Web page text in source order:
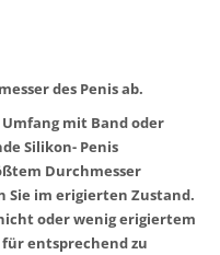
des Penis ab.
mit Band oder
Silikon- Penis
Durchmesser
Sie im erigierten Zustand.
oder wenig erigiertem
entsprechend zu